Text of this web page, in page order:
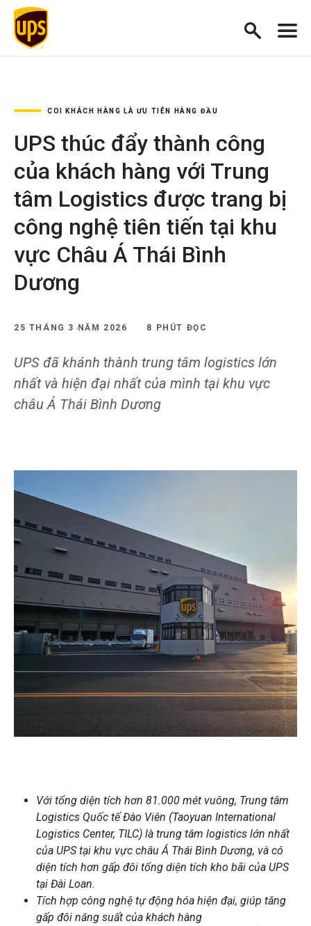
COI KHÁCH HÀNG LÀ ƯU TIÊN HÀNG ĐẦU
UPS thúc đẩy thành công
của khách hàng với Trung
tâm Logistics được trang bị
công nghệ tiên tiến tại khu
vực Châu Á Thái Bình
Dương
25 THÁNG 3 NĂM 2026 8 PHÚT ĐỌC
UPS đã khánh thành trung tâm logistics lớn
nhất và hiện đại nhất của mình tại khu vực
châu Á Thái Bình Dương
Với tổng diện tích hơn 81.000 mét vuông, Trung tâm
Logistics Quốc tế Đào Viên (Taoyuan International
Logistics Center, TILC) là trung tâm logistics lớn nhất
của UPS tại khu vực châu Á Thái Bình Dương, và có
diện tích hơn gấp đôi tổng diện tích kho bãi của UPS
tại Đài Loan.
Tích hợp công nghệ tự động hóa hiện đại, giúp tăng
gấp đôi năng suất của khách hàng